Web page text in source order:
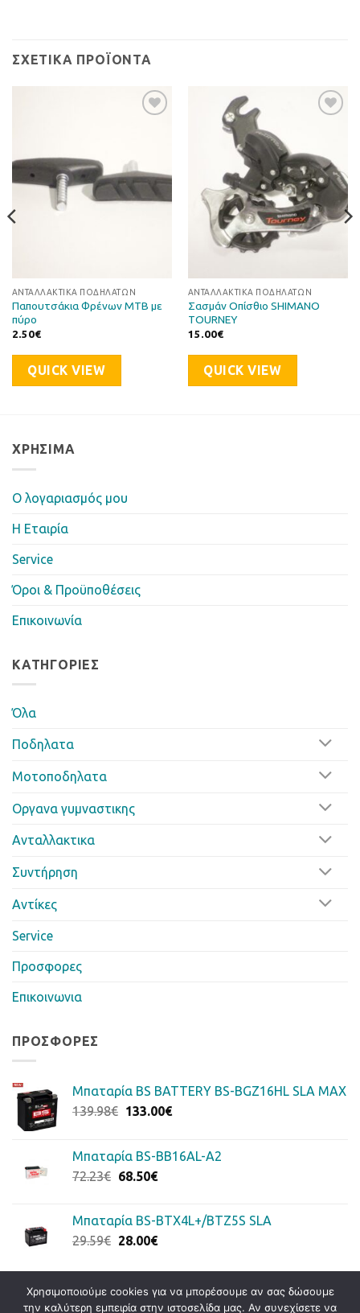
ΣΧΕΤΙΚΆ ΠΡΟΪΌΝΤΑ
ΑΝΤΑΛΛΑΚΤΙΚΆ ΠΟΔΗΛΆΤΩΝ
Παπουτσάκια Φρένων MTB με
πύρο
2.50€
QUICK VIEW
ΑΝΤΑΛΛΑΚΤΙΚΆ ΠΟΔΗΛΆΤΩΝ
Σασμάν Οπίσθιο SHIMANO
TOURNEY
15.00€
QUICK VIEW
ΧΡΉΣΙΜΑ
Ο λογαριασμός μου
Η Eταιρία
Service
Όροι & Προϋποθέσεις
Επικοινωνία
ΚΑΤΗΓΟΡΊΕΣ
Όλα
Ποδηλατα
Μοτοποδηλατα
Οργανα γυμναστικης
Ανταλλακτικα
Συντήρηση
Αντίκες
Service
Προσφορες
Επικοινωνια
ΠΡΟΣΦΟΡΈΣ
Μπαταρία BS BATTERY BS-BGZ16HL SLA MAX
139.98€ Original
139.98€.
133.00€Η
είναι:
Μπαταρία BS-BB16AL-A2
72.23€ Original
72.23€.
68.50€Η
είναι:
68.50€.
Μπαταρία BS-BTX4L+/BTZ5S SLA
29.59€ Original
was:
29.59€.
28.00€Η
τιμή
είναι:
28.00€.
Χρησιμοποιούμε cookies για να μπορέσουμε αν σας δώσουμε
την καλύτερη εμπειρία στην ιστοσελίδα μας. Αν συνεχίσετε να